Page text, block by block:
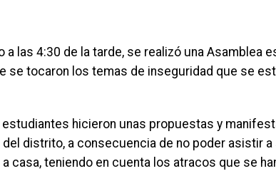
a las 4:30 de la tarde, se realizó una Asamblea
se tocaron los temas de inseguridad que se
estudiantes hicieron unas propuestas y
del distrito, a consecuencia de no poder asistir
a casa, teniendo en cuenta los atracos que se